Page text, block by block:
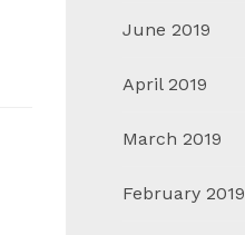
June 2019
April 2019
March 2019
February 2019